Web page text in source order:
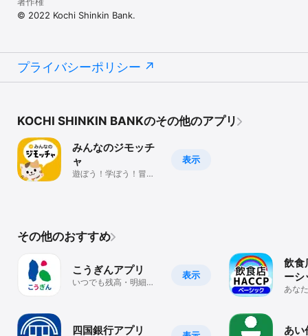
© 2022 Kochi Shinkin Bank.
プライバシーポリシー
KOCHI SHINKIN BANKのその他のアプリ
表示
みんなのジモッチ
ャ
遊ぼう！学ぼう！冒険
その他のおすすめ
表示
こうぎんアプリ
いつでも残高・明細確
四国銀行アプリ
飲食
ーシ
あな
あい